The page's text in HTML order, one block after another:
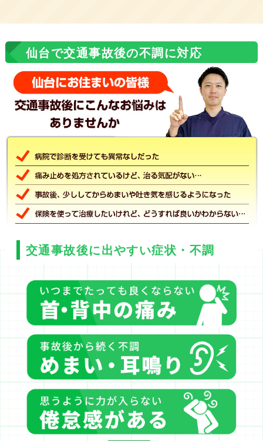
仙台で交通事故後の不調に対応
交通事故後に出やすい症状・不調